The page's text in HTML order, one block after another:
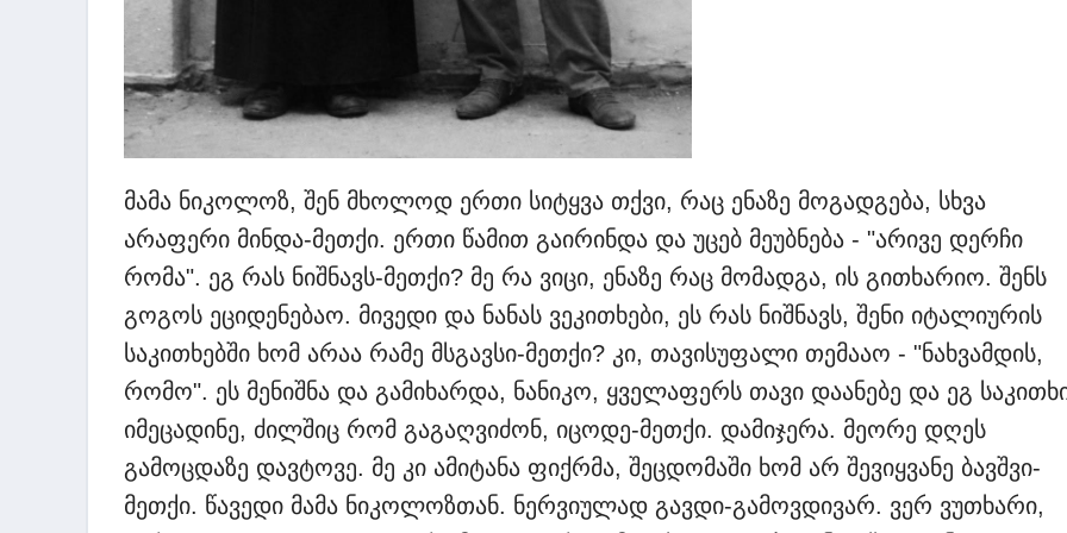
მამა ნიკოლოზ, შენ მხოლოდ ერთი სიტყვა თქვი, რაც ენაზე მოგადგება, სხვა
არაფერი მინდა-მეთქი. ერთი წამით გაირინდა და უცებ მეუბნება - "არივე დერჩი
რომა". ეგ რას ნიშნავს-მეთქი? მე რა ვიცი, ენაზე რაც მომადგა, ის გითხარიო. შენს
გოგოს ეციდენებაო. მივედი და ნანას ვეკითხები, ეს რას ნიშნავს, შენი იტალიურის
საკითხებში ხომ არაა რამე მსგავსი-მეთქი? კი, თავისუფალი თემააო - "ნახვამდის,
რომო". ეს მენიშნა და გამიხარდა, ნანიკო, ყველაფერს თავი დაანებე და ეგ
იმეცადინე, ძილშიც რომ გაგაღვიძონ, იცოდე-მეთქი. დამიჯერა. მეორე დღეს
გამოცდაზე დავტოვე. მე კი ამიტანა ფიქრმა, შეცდომაში ხომ არ შევიყვანე ბავშვი-
მეთქი. წავედი მამა ნიკოლოზთან. ნერვიულად გავდი-გამოვდივარ. ვერ ვუთხარი,